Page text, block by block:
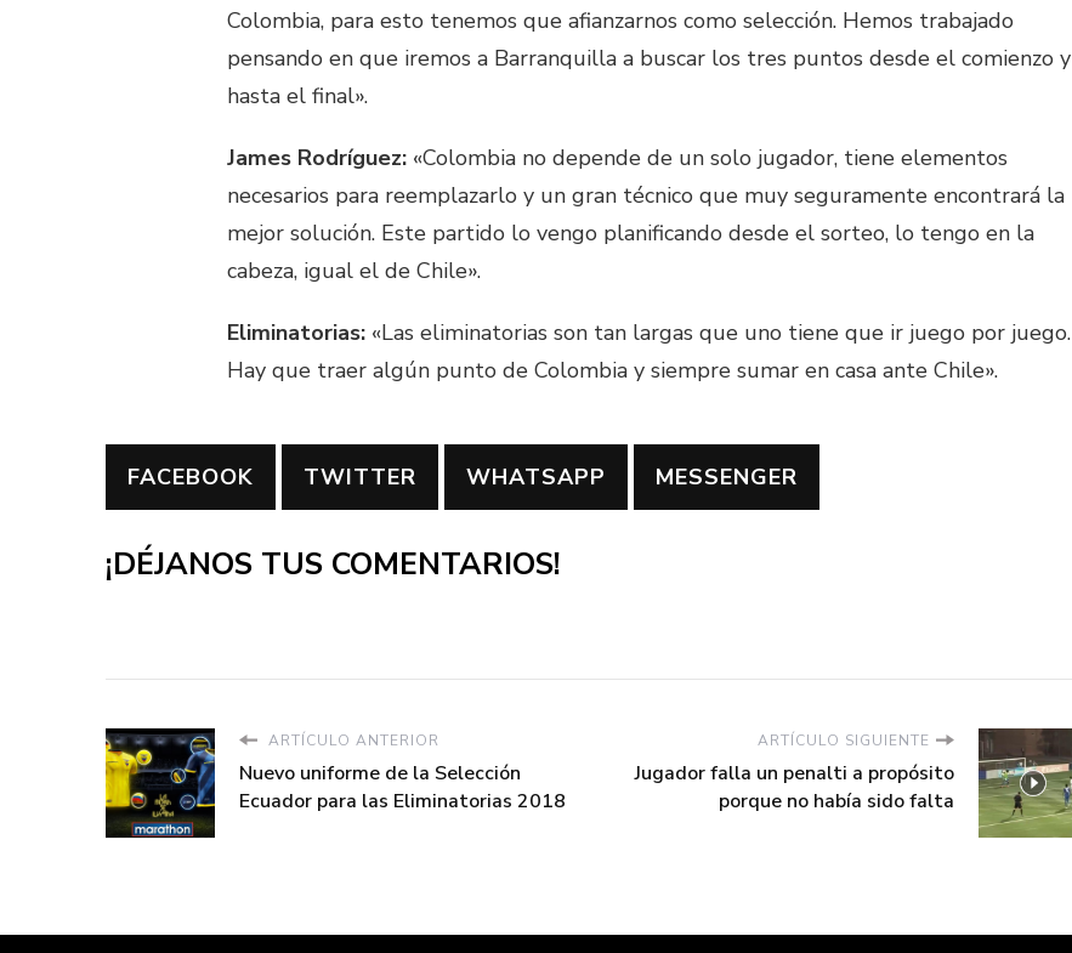
Colombia, para esto tenemos que afianzarnos como selección. Hemos trabajado
pensando en que iremos a Barranquilla a buscar los tres puntos desde el comienzo y
hasta el final».
James Rodríguez: «Colombia no depende de un solo jugador, tiene elementos
necesarios para reemplazarlo y un gran técnico que muy seguramente encontrará la
mejor solución. Este partido lo vengo planificando desde el sorteo, lo tengo en la
cabeza, igual el de Chile».
Eliminatorias: «Las eliminatorias son tan largas que uno tiene que ir juego por juego.
Hay que traer algún punto de Colombia y siempre sumar en casa ante Chile».
FACEBOOK TWITTER WHATSAPP MESSENGER
¡DÉJANOS TUS COMENTARIOS!
ARTÍCULO ANTERIOR
Nuevo uniforme de la Selección
Ecuador para las Eliminatorias 2018
ARTÍCULO SIGUIENTE
Jugador falla un penalti a propósito
porque no había sido falta